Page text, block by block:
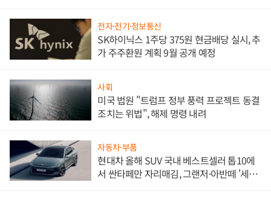
전자·전기·정보통신
SK하이닉스 1주당 375원 현금배당 실시, 추
가 주주환원 계획 9월 공개 예정
사회
미국 법원 "트럼프 정부 풍력 프로젝트 동결
조치는 위법", 해제 명령 내려
자동차·부품
현대차 올해 SUV 국내 베스트셀러 톱10에
서 싼타페만 자리매김, 그랜저·아반떼 '세단